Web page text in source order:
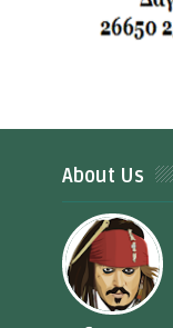
About Us